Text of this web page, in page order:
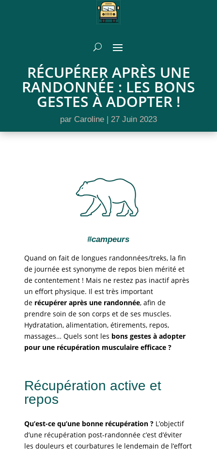
RÉCUPÉRER APRÈS UNE
RANDONNÉE : LES BONS
GESTES À ADOPTER !
par Caroline | 27 Juin 2023
#campeurs
Quand on fait de longues randonnées/treks, la fin
de journée est synonyme de repos bien mérité et
de contentement ! Mais ne restez pas inactif après
un effort physique. Il est très important
de récupérer après une randonnée, afin de
prendre soin de son corps et de ses muscles.
Hydratation, alimentation, étirements, repos,
massages… Quels sont les bons gestes à adopter
pour une récupération musculaire efficace ?
Récupération active et
repos
Qu’est-ce qu’une bonne récupération ?L’objectif
d’une récupération post-randonnée c’est d’éviter
les douleurs et courbatures le lendemain de l’effort